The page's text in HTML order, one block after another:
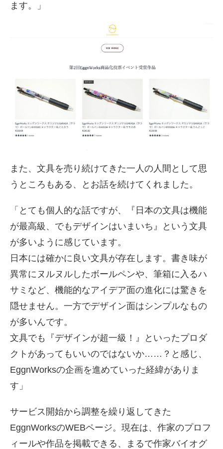
ます。」
また、文具を売り続けてきた一人の人間として思
うところもある、とお話を続けてくれました。
「とても個人的な話ですが、『日本の文具は機能
が最高級、でもデザインはいまいち』という文具
が多いように感じています。
日本には確かに良い文具が存在します。書き味が
異常にヌルヌルしたボールペンや、筆箱に入るハ
サミなど、機能的なアイデア面の進化には驚きを
隠せません。一方でデザイン面はシンプルなもの
が多いんです。
文具でも『デザインが超一級！』といったプロダ
クトがあってもいいのではないか……？と感じ、
EggnWorksの企画を進めていった経緯がありま
す」
サービス開始から調整を繰り返してきた
EggnWorksのWEBページ。現在は、作家のプロフ
ィールや作品を掲載できる、まるで作家バイオグ